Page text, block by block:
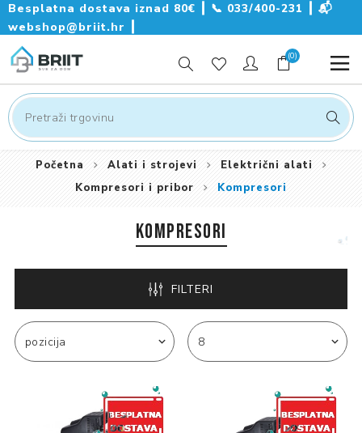
Besplatna dostava iznad 80€ ┃ 📞 033/400-231
📬
webshop@briit.hr
(0)
Početna Alati i strojevi
Električni alati
Kompresori i pribor
Kompresori
KOMPRESORI
FILTERI